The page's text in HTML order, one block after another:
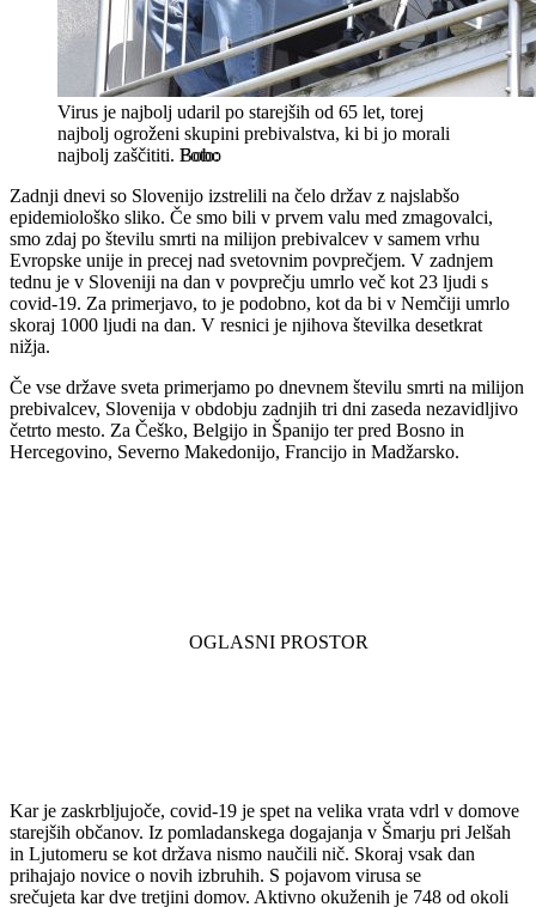
Virus je najbolj udaril po starejših od 65 let, torej
najbolj ogroženi skupini prebivalstva, ki bi jo morali
najbolj zaščititi. Bobo
Zadnji dnevi so Slovenijo izstrelili na čelo držav z najslabšo
epidemiološko sliko. Če smo bili v prvem valu med zmagovalci,
smo zdaj po številu smrti na milijon prebivalcev v samem vrhu
Evropske unije in precej nad svetovnim povprečjem. V zadnjem
tednu je v Sloveniji na dan v povprečju umrlo več kot 23 ljudi s
covid-19. Za primerjavo, to je podobno, kot da bi v Nemčiji umrlo
skoraj 1000 ljudi na dan. V resnici je njihova številka desetkrat
nižja.
Če vse države sveta primerjamo po dnevnem številu smrti na milijon
prebivalcev, Slovenija v obdobju zadnjih tri dni zaseda nezavidljivo
četrto mesto. Za Češko, Belgijo in Španijo ter pred Bosno in
Hercegovino, Severno Makedonijo, Francijo in Madžarsko.
Kar je zaskrbljujoče, covid-19 je spet na velika vrata vdrl v domove
starejših občanov. Iz pomladanskega dogajanja v Šmarju pri Jelšah
in Ljutomeru se kot država nismo naučili nič. Skoraj vsak dan
prihajajo novice o novih izbruhih. S pojavom virusa se
srečujeta kar dve tretjini domov. Aktivno okuženih je 748 od okoli